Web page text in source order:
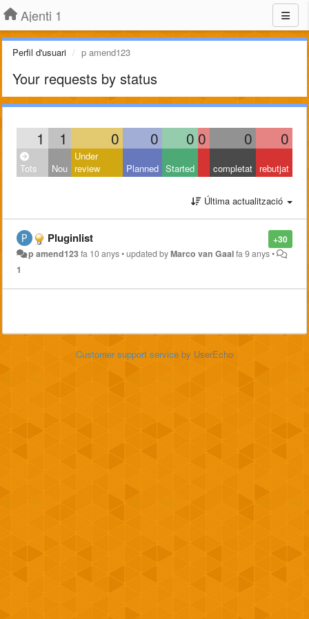
Ajenti 1
Perfil d'usuari p amend123
Your requests by status
1 1 0 0 0 0 0 0
Tots Nou
Under
review
Planned Started completat rebutjat
Última actualització
+30
Pluginlist
p amend123fa 10 anys•updated byMarco van Gaalfa 9 anys•
1
Customer support service by UserEcho